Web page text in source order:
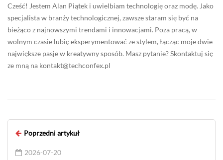
Cześć! Jestem Alan Piątek i uwielbiam technologię oraz modę. Jako
specjalista w branży technologicznej, zawsze staram się być na
bieżąco z najnowszymi trendami i innowacjami. Poza pracą, w
wolnym czasie lubię eksperymentować ze stylem, łącząc moje dwie
największe pasje w kreatywny sposób. Masz pytanie? Skontaktuj się
ze mną na kontakt@techconfex.pl
Poprzedni artykuł
2026-07-20